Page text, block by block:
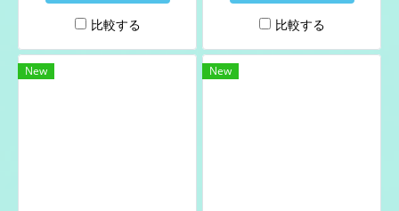
比較する
比較する
New New